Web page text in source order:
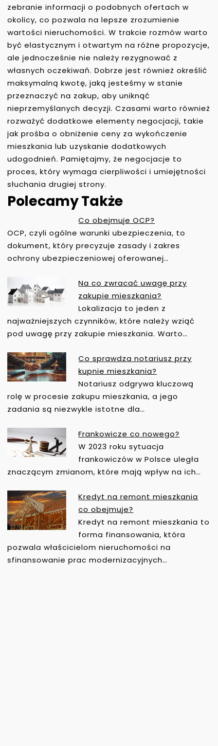
zebranie informacji o podobnych ofertach w
okolicy, co pozwala na lepsze zrozumienie
wartości nieruchomości. W trakcie rozmów warto
być elastycznym i otwartym na różne propozycje,
ale jednocześnie nie należy rezygnować z
własnych oczekiwań. Dobrze jest również określić
maksymalną kwotę, jaką jesteśmy w stanie
przeznaczyć na zakup, aby uniknąć
nieprzemyślanych decyzji. Czasami warto również
rozważyć dodatkowe elementy negocjacji, takie
jak prośba o obniżenie ceny za wykończenie
mieszkania lub uzyskanie dodatkowych
udogodnień. Pamiętajmy, że negocjacje to
proces, który wymaga cierpliwości i umiejętności
słuchania drugiej strony.
Polecamy Także
Co obejmuje OCP?
OCP, czyli ogólne warunki ubezpieczenia, to
dokument, który precyzuje zasady i zakres
ochrony ubezpieczeniowej oferowanej…
Na co zwracać uwagę przy
zakupie mieszkania?
Lokalizacja to jeden z
najważniejszych czynników, które należy wziąć
pod uwagę przy zakupie mieszkania. Warto…
Co sprawdza notariusz przy
kupnie mieszkania?
Notariusz odgrywa kluczową
rolę w procesie zakupu mieszkania, a jego
zadania są niezwykle istotne dla…
Frankowicze co nowego?
W 2023 roku sytuacja
frankowiczów w Polsce uległa
znaczącym zmianom, które mają wpływ na ich…
Kredyt na remont mieszkania
co obejmuje?
Kredyt na remont mieszkania to
forma finansowania, która
pozwala właścicielom nieruchomości na
sfinansowanie prac modernizacyjnych…
N
A
W
A
C
J
A
W
P
I
S
U